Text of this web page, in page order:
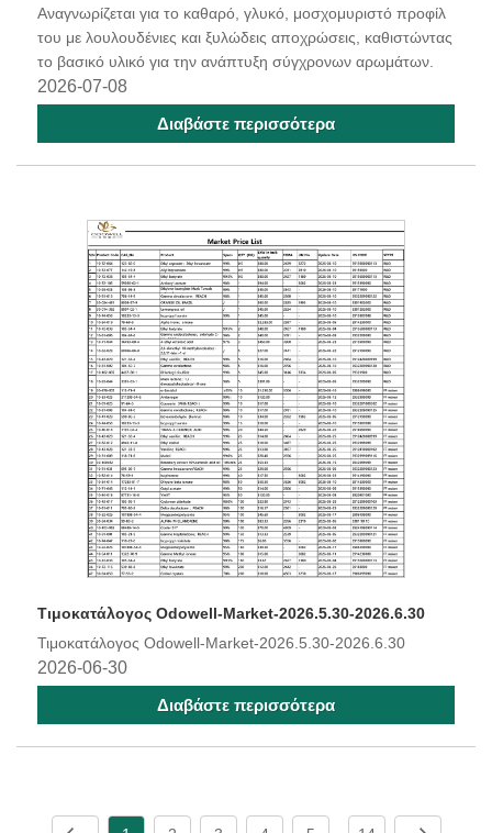
Αναγνωρίζεται για το καθαρό, γλυκό, μοσχομυριστό προφίλ
του με λουλουδένιες και ξυλώδεις αποχρώσεις, καθιστώντας
το βασικό υλικό για την ανάπτυξη σύγχρονων αρωμάτων.
2026-07-08
Διαβάστε περισσότερα
Τιμοκατάλογος Odowell-Market-2026.5.30-2026.6.30
Τιμοκατάλογος Odowell-Market-2026.5.30-2026.6.30
2026-06-30
Διαβάστε περισσότερα